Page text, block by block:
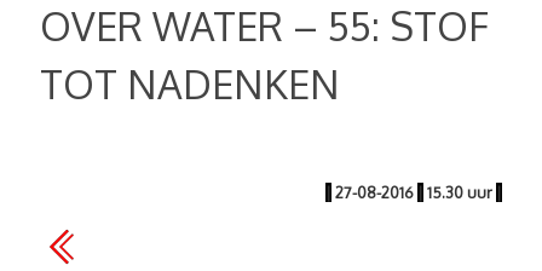
OVER WATER – 55: STOF
TOT NADENKEN
| 27-08-2016 | 15.30 uur |